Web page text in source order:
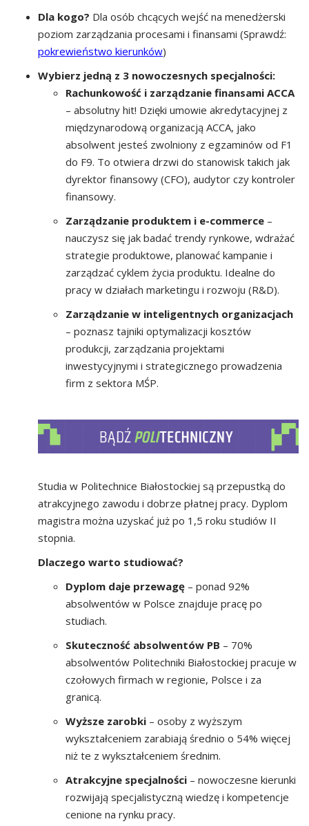
Dla kogo? Dla osób chcących wejść na menedżerski
poziom zarządzania procesami i finansami (Sprawdź:
pokrewieństwo kierunków)
Wybierz jedną z 3 nowoczesnych specjalności:
Rachunkowość i zarządzanie finansami ACCA
– absolutny hit! Dzięki umowie akredytacyjnej z
międzynarodową organizacją ACCA, jako
absolwent jesteś zwolniony z egzaminów od F1
do F9. To otwiera drzwi do stanowisk takich jak
dyrektor finansowy (CFO), audytor czy kontroler
finansowy.
Zarządzanie produktem i e-commerce –
nauczysz się jak badać trendy rynkowe, wdrażać
strategie produktowe, planować kampanie i
zarządzać cyklem życia produktu. Idealne do
pracy w działach marketingu i rozwoju (R&D).
Zarządzanie w inteligentnych organizacjach
– poznasz tajniki optymalizacji kosztów
produkcji, zarządzania projektami
inwestycyjnymi i strategicznego prowadzenia
firm z sektora MŚP.
Studia w Politechnice Białostockiej są przepustką do
atrakcyjnego zawodu i dobrze płatnej pracy. Dyplom
magistra można uzyskać już po 1,5 roku studiów II
stopnia.
Dlaczego warto studiować?
Dyplom daje przewagę – ponad 92%
absolwentów w Polsce znajduje pracę po
studiach.
Skuteczność absolwentów PB – 70%
absolwentów Politechniki Białostockiej pracuje w
czołowych firmach w regionie, Polsce i za
granicą.
Wyższe zarobki – osoby z wyższym
wykształceniem zarabiają średnio o 54% więcej
niż te z wykształceniem średnim.
Atrakcyjne specjalności – nowoczesne kierunki
rozwijają specjalistyczną wiedzę i kompetencje
cenione na rynku pracy.